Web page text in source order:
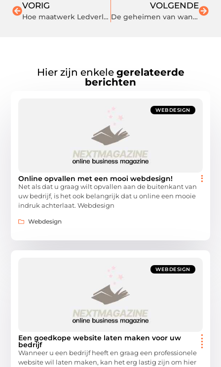
VORIG
Hoe maatwerk Ledverlichting het verschil maakt in interieur- en standbouwprojecten
VOLGENDE
De geheimen van wandelstokken ontcijferd: vind jouw perfecte match
Hier zijn enkele gerelateerde
berichten
WEBDESIGN
Online opvallen met een mooi webdesign!
Net als dat u graag wilt opvallen aan de buitenkant van
uw bedrijf, is het ook belangrijk dat u online een mooie
indruk achterlaat. Webdesign
Webdesign
WEBDESIGN
Een goedkope website laten maken voor uw
bedrijf
Wanneer u een bedrijf heeft en graag een professionele
website wil laten maken, kan het erg lastig zijn om hier